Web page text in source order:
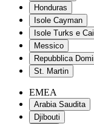
Honduras
Isole Cayman
Isole Turks e
Messico
Repubblica
St. Martin
EMEA
Arabia Saudita
Djibouti